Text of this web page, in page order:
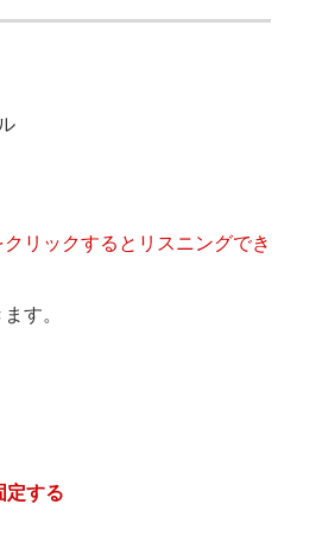
リックするとリスニングでき
す。
定する